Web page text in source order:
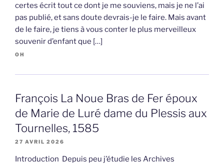
certes écrit tout ce dont je me souviens, mais je ne l’ai
pas publié, et sans doute devrais-je le faire. Mais avant
de le faire, je tiens à vous conter le plus merveilleux
souvenir d’enfant que […]
OH
François La Noue Bras de Fer époux
de Marie de Luré dame du Plessis aux
Tournelles, 1585
27 AVRIL 2026
Introduction Depuis peu j’étudie les Archives